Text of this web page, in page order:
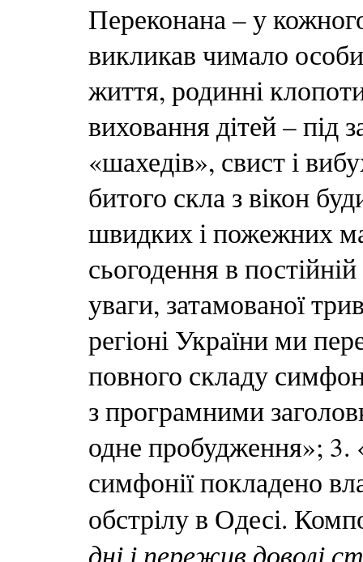
Переконана – у
викликав чимало
життя, родинні
виховання дітей – під
«шахедів», свист і
битого скла з вікон
швидких і пожежних
сьогодення в
уваги, затамованої
регіоні України ми
повного складу
з програмними
одне пробудження»;
симфонії покладено
обстрілу в Одесі.
дні і пережив доволі